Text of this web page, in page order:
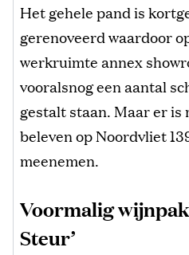
Het gehele pand is
gerenoveerd waardoor
werkruimte annex
vooralsnog een aantal
gestalt staan. Maar er is
beleven opNoordvliet
meenemen.
Voormalig
Steur’